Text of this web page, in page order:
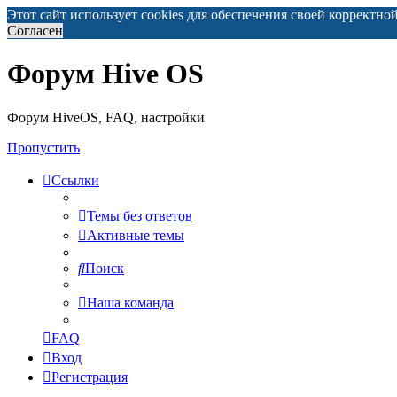
Этот сайт использует cookies для обеспечения своей
Согласен
Форум Hive OS
Форум HiveOS, FAQ, настройки
Пропустить
Ссылки
Темы без ответов
Активные темы
Поиск
Наша команда
FAQ
Вход
Регистрация